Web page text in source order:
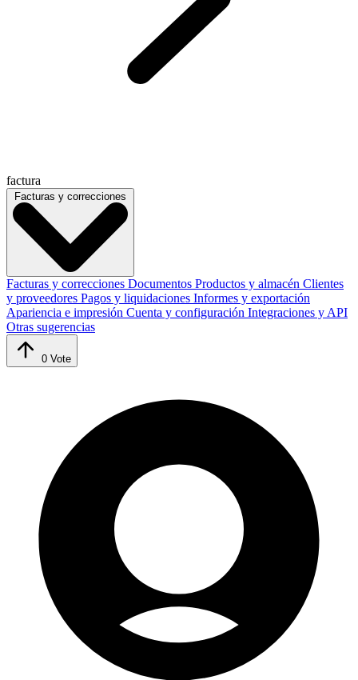
factura
Facturas y correcciones
Facturas y correcciones Documentos Productos y almacén Clientes
y proveedores Pagos y liquidaciones Informes y exportación
Apariencia e impresión Cuenta y configuración Integraciones y API
Otras sugerencias
0 Vote